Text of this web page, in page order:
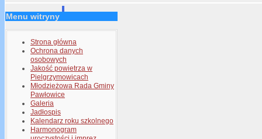
Menu witryny
Strona główna
Ochrona danych
osobowych
Jakość powietrza w
Pielgrzymowicach
Młodzieżowa Rada Gminy
Pawłowice
Galeria
Jadłospis
Kalendarz roku szkolnego
Harmonogram